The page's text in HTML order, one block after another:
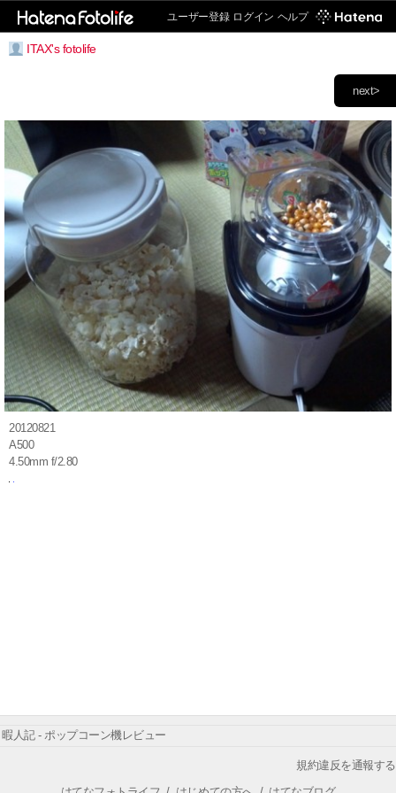
ユーザー登録 ログイン ヘルプ
ITAX's fotolife
next>
20120821
A500
4.50mm f/2.80
暇人記 - ポップコーン機レビュー
規約違反を通報する